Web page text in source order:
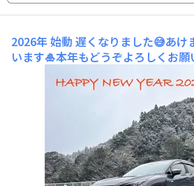
2026年 始動 遅くなりました😅あけ
います🎍本年もどうぞよろしくお願
行止め😅2年続けて伊弉諾神宮に初
年は脱藩の許可が出ませんでした🤣
か🤔と考えていると、高知の最強